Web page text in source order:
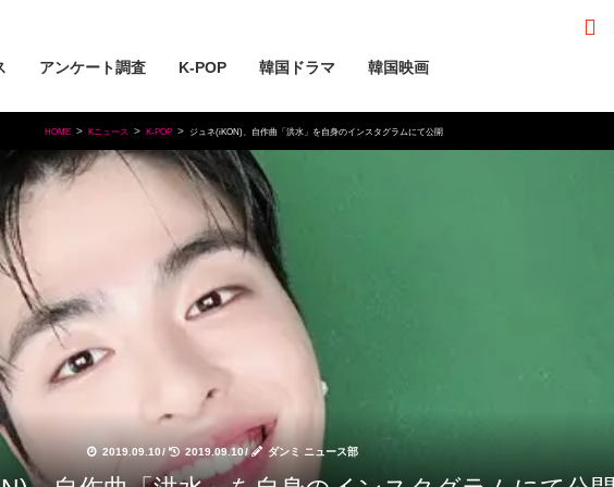
アンケート調査 K-POP 韓国ドラマ 韓国映画
HOME Kニュース K-POP ジュネ(iKON)、自作曲「洪水」を自身のインスタグラムにて公開
2019.09.10/ 2019.09.10/ ダンミ ニュース部